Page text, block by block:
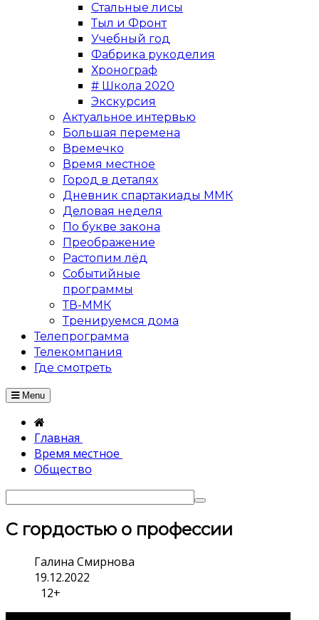
Стальные лисы
Тыл и Фронт
Учебный год
Фабрика рукоделия
Хронограф
# Школа 2020
Экскурсия
Актуальное интервью
Большая перемена
Времечко
Время местное
Город в деталях
Дневник спартакиады ММК
Деловая неделя
По букве закона
Преображение
Растопим лёд
Событийные
программы
ТВ-ММК
Тренируемся дома
Телепрограмма
Телекомпания
Где смотреть
Menu
Главная
Время местное
Общество
С гордостью о профессии
Галина Смирнова
19.12.2022
12+